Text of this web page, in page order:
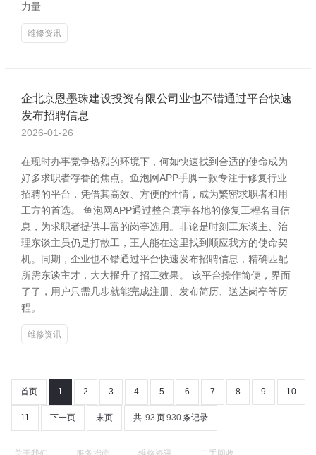
力量
维修资讯
企北京恩墨珠建设投资有限公司业也不错通过平台快速
发布招聘信息
2026-01-26
在现时办事竞争热烈的环境下，何如快速找到合适的使命成为
好多求职者存眷的焦点。鱼泡网APP手脚一款专注于修复行业
招聘的平台，凭借其高效、方便的性情，成为繁密求职者和用
工方的首选。 鱼泡网APP通过整合寰宇各地的修复工程名目信
息，为求职者提供丰富的岗亭选用。非论是时刻工东谈主、治
理东谈主员仍是打散工，王人能在这里找到顺应我方的使命契
机。同期，企业也不错通过平台快速发布招聘信息，精确匹配
所需东谈主才，大大擢升了招工效果。 该平台操作简便，界面
了了，用户只需几步就能完成注册、发布简历、送达岗亭等历
程。
维修资讯
首页 1 2 3 4 5 6 7 8 9 10
11 下一页 末页 共 93 页930条记录